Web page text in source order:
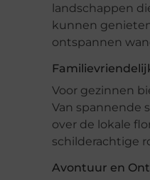
landschappen
kunnen
ontspannen
Voor gezinnen
Van spannende
over de lokale
schilderachtige
Avontuur en